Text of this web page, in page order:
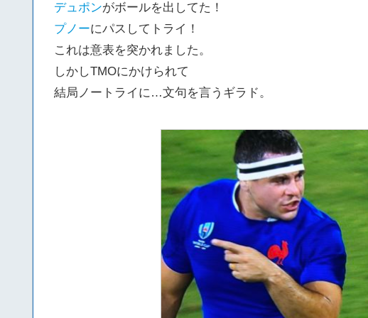
デュポンがボールを出してた！
プノーにパスしてトライ！
これは意表を突かれました。
しかしTMOにかけられて
結局ノートライに…文句を言うギラド。